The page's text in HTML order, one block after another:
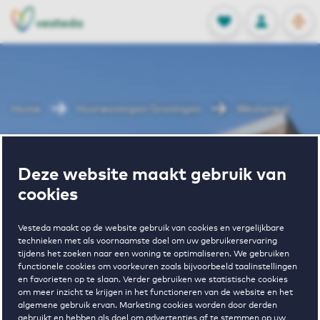
Deze website maakt gebruik van
cookies
Vesteda maakt op de website gebruik van cookies en vergelijkbare
technieken met als voornaamste doel om uw gebruikerservaring
tijdens het zoeken naar een woning te optimaliseren. We gebruiken
functionele cookies om voorkeuren zoals bijvoorbeeld taalinstellingen
en favorieten op te slaan. Verder gebruiken we statistische cookies
om meer inzicht te krijgen in het functioneren van de website en het
algemene gebruik ervan. Marketing cookies worden door derden
FAVORIETEN
Opgeslagen
INLOGGEN
NL
EN
Home Huurwoningen Groningen Westerwal
Wonen in
Westerwal
Regelmatig beschikbaar